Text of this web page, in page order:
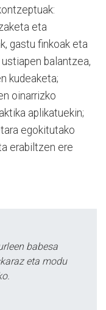
eta
gastu finkoak eta
balantzea,
kudeaketa;
oinarrizko
aplikatuekin;
egokitutako
erabiltzen ere
babesa
eta modu